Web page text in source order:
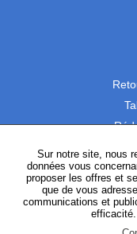
Sur notre site, nous
données vous
proposer les offres et
que de vous
communications et